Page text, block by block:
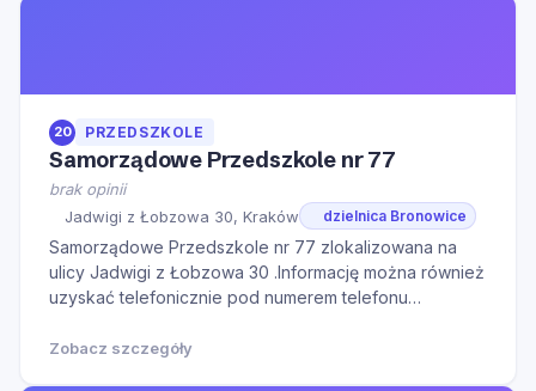
20 PRZEDSZKOLE
Samorządowe Przedszkole nr 77
brak opinii
Jadwigi z Łobzowa 30, Kraków
dzielnica Bronowice
Samorządowe Przedszkole nr 77 zlokalizowana na
ulicy Jadwigi z Łobzowa 30 .Informację można również
uzyskać telefonicznie pod numerem telefonu
godzinach otwarcia oraz na Naszą stronę internetową
Zobacz szczegóły